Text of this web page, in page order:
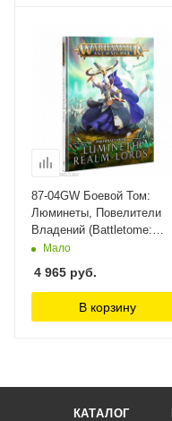
87-04GW Боевой Том:
Люминеты, Повелители
Владений (Battletome:
Lumineth Realm-lords (HB,
Мало
4 965 руб.
В корзину
КАТАЛОГ